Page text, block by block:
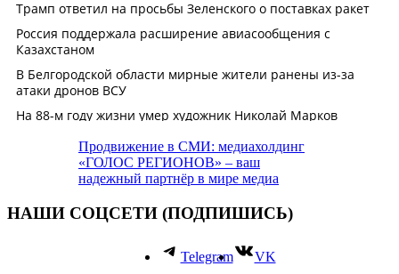
Продвижение в СМИ: медиахолдинг
«ГОЛОС РЕГИОНОВ» – ваш
надежный партнёр в мире медиа
НАШИ СОЦСЕТИ (ПОДПИШИСЬ)
Telegram VK